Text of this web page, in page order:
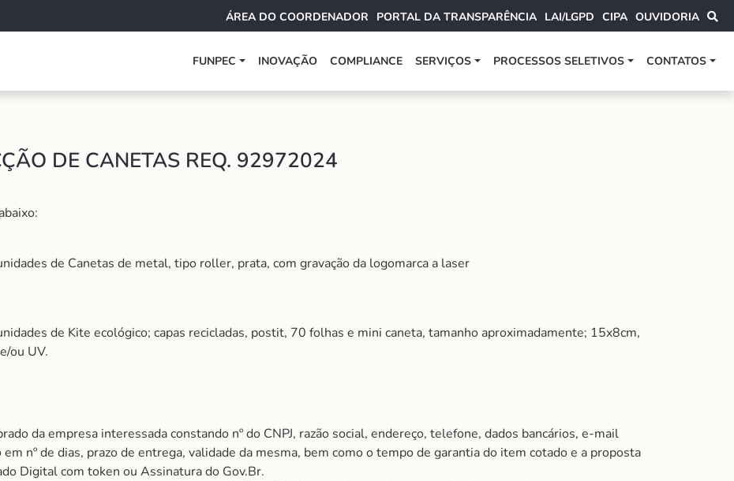
ÁREA DO COORDENADOR PORTAL DA TRANSPARÊNCIA LAI/LGPD CIPA OUVIDORIA
FUNPEC INOVAÇÃO COMPLIANCE SERVIÇOS PROCESSOS SELETIVOS CONTATOS
DE CANETAS REQ. 92972024
de Canetas de metal, tipo roller, prata, com gravação da logomarca a laser
de Kite ecológico; capas recicladas, postit, 70 folhas e mini caneta, tamanho aproximadamente; 15x8cm,
ou UV.
da empresa interessada constando nº do CNPJ, razão social, endereço, telefone, dados bancários, e-mail
nº de dias, prazo de entrega, validade da mesma, bem como o tempo de garantia do item cotado e a proposta
Digital com token ou Assinatura do Gov.Br.